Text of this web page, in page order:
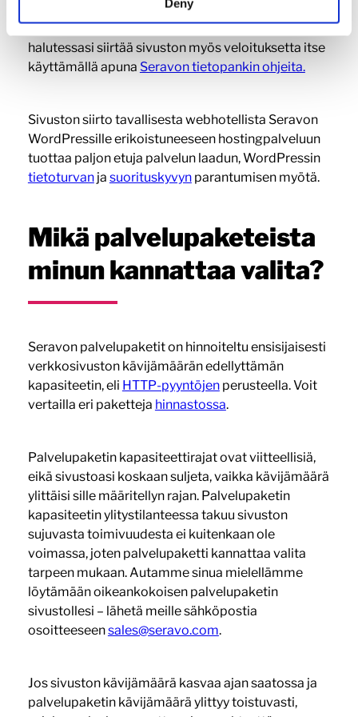
Deny
Sivuston siirron voit tilata Seravon
asiantuntijoiltamaksullisena lisäpalveluna. Voit
halutessasi siirtää sivuston myös veloituksetta itse
käyttämällä apuna Seravon tietopankin ohjeita.
Sivuston siirto tavallisesta webhotellista Seravon
WordPressille erikoistuneeseen hostingpalveluun
tuottaa paljon etuja palvelun laadun, WordPressin
tietoturvanja suorituskyvynparantumisen myötä.
Mikä palvelupaketeista
minun kannattaa valita?
Seravon palvelupaketit on hinnoiteltu ensisijaisesti
verkkosivuston kävijämäärän edellyttämän
kapasiteetin, eli HTTP-pyyntöjenperusteella. Voit
vertailla eri paketteja hinnastossa.
Palvelupaketin kapasiteettirajat ovat viitteellisiä,
eikä sivustoasi koskaan suljeta, vaikka kävijämäärä
ylittäisi sille määritellyn rajan. Palvelupaketin
kapasiteetin ylitystilanteessa takuu sivuston
sujuvasta toimivuudesta ei kuitenkaan ole
voimassa, joten palvelupaketti kannattaa valita
tarpeen mukaan. Autamme sinua mielellämme
löytämään oikeankokoisen palvelupaketin
sivustollesi – lähetä meille sähköpostia
osoitteeseensales@seravo.com.
Jos sivuston kävijämäärä kasvaa ajan saatossa ja
palvelupaketin kävijämäärä ylittyy toistuvasti,